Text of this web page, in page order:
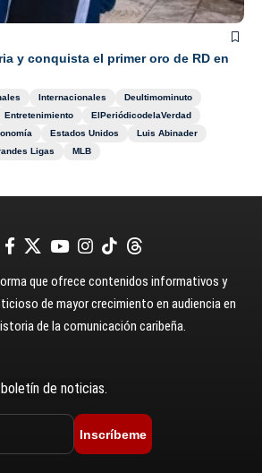
y conquista el primer oro de RD en
Internacionales
Deultimominuto
Entretenimiento
ElPeriódicodelaVerdad
Estados Unidos
Luis Abinader
Ligas MLB
que ofrece contenidos informativos y
de mayor crecimiento en audiencia en
de la comunicación caribeña.
de noticias.
Inscríbeme